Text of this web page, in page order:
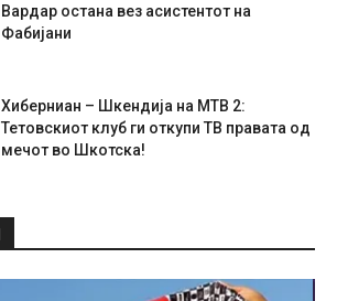
Вардар остана вез асистентот на
Фабијани
Хиберниан – Шкендија на МТВ 2:
Тетовскиот клуб ги откупи ТВ правата од
мечот во Шкотска!